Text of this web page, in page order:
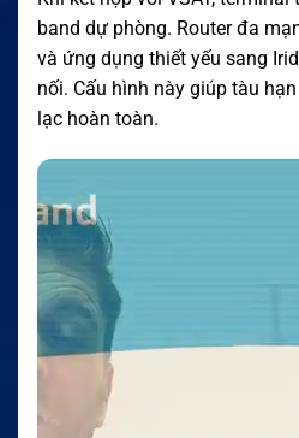
band dự phòng. Router đa
và ứng dụng thiết yếu sang
nối. Cấu hình này giúp tàu
lạc hoàn toàn.